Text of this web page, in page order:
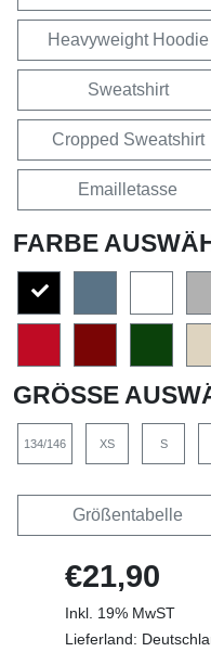
Heavyweight Hoodie
Sweatshirt
Cropped Sweatshirt
Emailletasse
FARBE
GRÖSSE
134/146 XS S
Größentabelle
€21,90
Inkl. 19% MwST
Lieferland: